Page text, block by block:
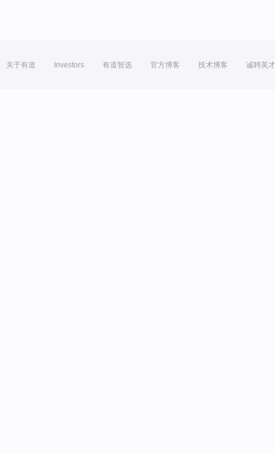
关于有道 Investors 有道智选 官方博客 技术博客 诚聘英才